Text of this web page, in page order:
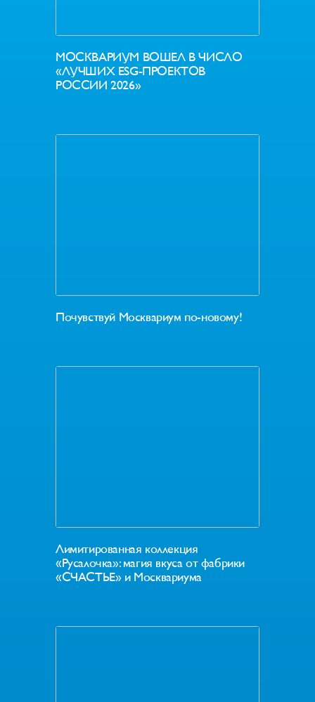
МОСКВАРИУМ ВОШЕЛ В ЧИСЛО
«ЛУЧШИХ ESG-ПРОЕКТОВ
РОССИИ 2026»
Почувствуй Москвариум по-новому!
Лимитированная коллекция
«Русалочка»: магия вкуса от фабрики
«СЧАСТЬЕ» и Москвариума